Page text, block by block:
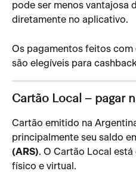
pode ser menos vantajosa
diretamente no aplicativo.
Os pagamentos feitos
são elegíveis para
Cartão Local – pagar
Cartão emitido na
principalmente seu saldo
(ARS). O Cartão Local
físico e virtual.